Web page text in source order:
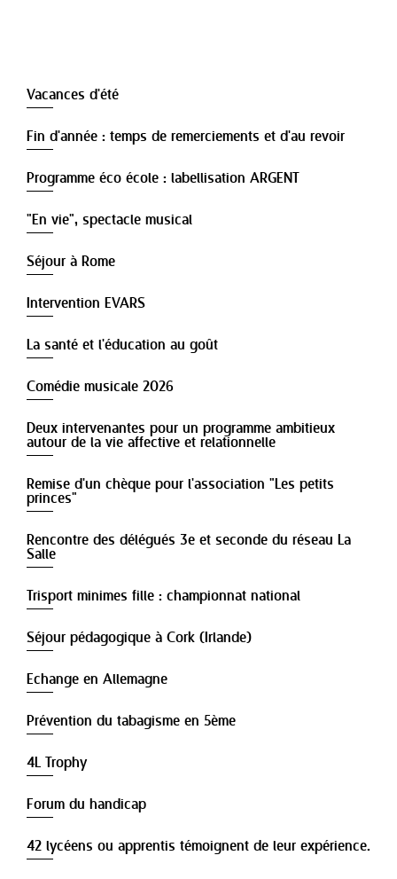
Vacances d'été
Fin d'année : temps de remerciements et d'au revoir
Programme éco école : labellisation ARGENT
"En vie", spectacle musical
Séjour à Rome
Intervention EVARS
La santé et l'éducation au goût
Comédie musicale 2026
Deux intervenantes pour un programme ambitieux
autour de la vie affective et relationnelle
Remise d'un chèque pour l'association "Les petits
princes"
Rencontre des délégués 3e et seconde du réseau La
Salle
Trisport minimes fille : championnat national
Séjour pédagogique à Cork (Irlande)
Echange en Allemagne
Prévention du tabagisme en 5ème
4L Trophy
Forum du handicap
42 lycéens ou apprentis témoignent de leur expérience.